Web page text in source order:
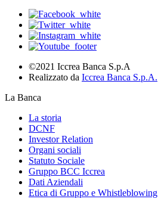
©2021 Iccrea Banca S.p.A
Realizzato da Iccrea Banca S.p.A.
La Banca
La storia
DCNF
Investor Relation
Organi sociali
Statuto Sociale
Gruppo BCC Iccrea
Dati Aziendali
Etica di Gruppo e Whistleblowing